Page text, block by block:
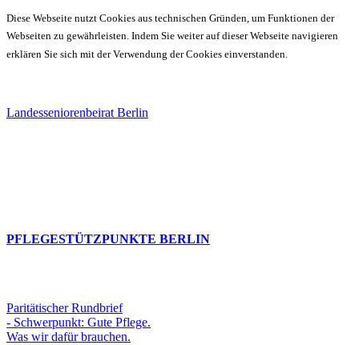
Diese Webseite nutzt Cookies aus technischen Gründen, um Funktionen der
Webseiten zu gewährleisten. Indem Sie weiter auf dieser Webseite navigieren
erklären Sie sich mit der Verwendung der Cookies einverstanden.
Landesseniorenbeirat Berlin
PFLEGESTÜTZPUNKTE BERLIN
Paritätischer Rundbrief
- Schwerpunkt: Gute Pflege.
Was wir dafür brauchen.